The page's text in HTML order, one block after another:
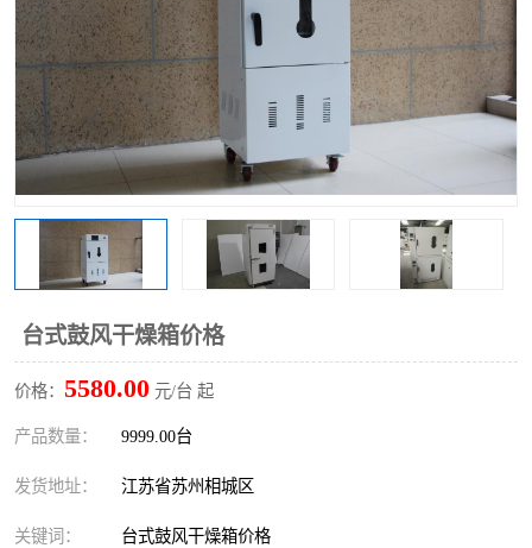
台式鼓风干燥箱价格
价格： 5580.00 元/台 起
产品数量： 9999.00台
发货地址： 江苏省苏州相城区
关键词： 台式鼓风干燥箱价格